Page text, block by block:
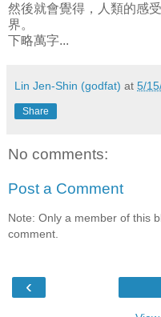
然後就會覺得，人類的感
界。
下略萬字...
Lin Jen-Shin (godfat) at 5/
Share
No comments:
Post a Comment
Note: Only a member of this
comment.
‹